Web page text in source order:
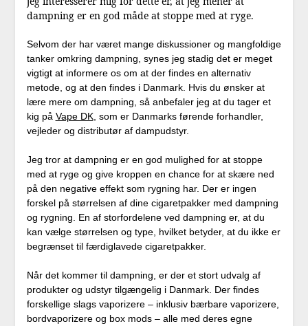
dampning er en god måde at stoppe med at ryge.
Selvom der har været mange diskussioner og mangfoldige
tanker omkring dampning, synes jeg stadig det er meget
vigtigt at informere os om at der findes en alternativ
metode, og at den findes i Danmark. Hvis du ønsker at
lære mere om dampning, så anbefaler jeg at du tager et
kig på Vape DK, som er Danmarks førende forhandler,
vejleder og distributør af dampudstyr.
Jeg tror at dampning er en god mulighed for at stoppe
med at ryge og give kroppen en chance for at skære ned
på den negative effekt som rygning har. Der er ingen
forskel på størrelsen af dine cigaretpakker med dampning
og rygning. En af storfordelene ved dampning er, at du
kan vælge størrelsen og type, hvilket betyder, at du ikke er
begrænset til færdiglavede cigaretpakker.
Når det kommer til dampning, er der et stort udvalg af
produkter og udstyr tilgængelig i Danmark. Der findes
forskellige slags vaporizere – inklusiv bærbare vaporizere,
bordvaporizere og box mods – alle med deres egne